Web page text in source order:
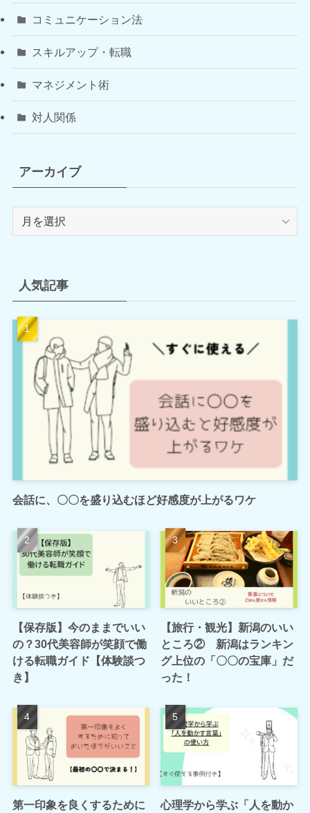
コミュニケーション法
スキルアップ・転職
マネジメント術
対人関係
アーカイブ
人気記事
会話に、〇〇を盛り込むほど好感度が上がるワケ
【保存版】今のままでいい
の？30代美容師が笑顔で働
ける転職ガイド【体験談つ
き】
【旅行・観光】新潟のいい
ところ② 新潟はランキン
グ上位の「〇〇の宝庫」だ
った！
第一印象を良くするために 心理学から学ぶ「人を動か